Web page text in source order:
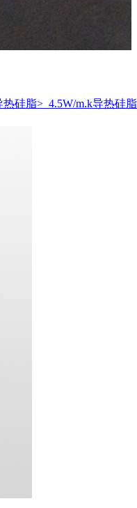
热硅脂> 4.5W/m.k导热硅脂